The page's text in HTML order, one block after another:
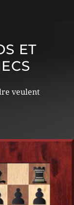
ET
veulent